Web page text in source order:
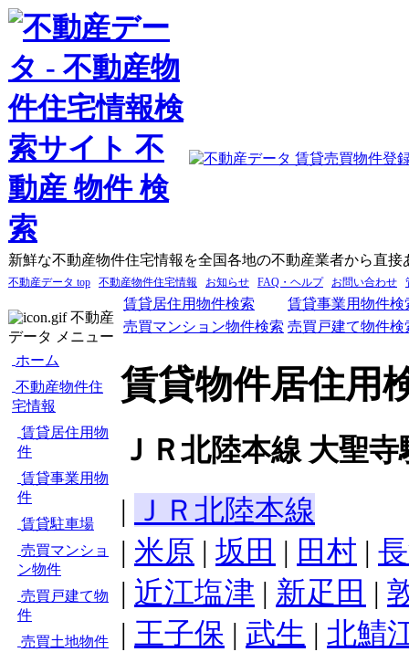
新鮮な不動産物件住宅情報を全国各地の不動産業者から直接
不動産データ top 不動産物件住宅情報 お知らせ FAQ・ヘルプ お問い合わせ
不動産
データ メニュー
ホーム
不動産物件住
宅情報
賃貸居住用物
件
賃貸事業用物
件
賃貸駐車場
売買マンショ
ン物件
売買戸建て物
件
売買土地物件
賃貸居住用物件検索
賃貸事業用物件検
売買マンション物件検索 売買戸建て物件検
賃貸物件居住用
ＪＲ北陸本線 大聖
| ＪＲ北陸本線
| 米原 | 坂田 | 田村 |
| 近江塩津 | 新疋田 |
| 王子保 | 武生 | 北鯖